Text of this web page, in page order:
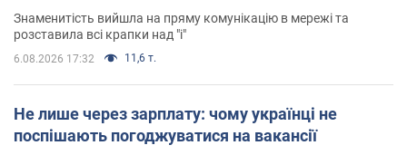
Знаменитість вийшла на пряму комунікацію в мережі та
розставила всі крапки над "і"
6.08.2026 17:32 11,6 т.
Не лише через зарплату: чому українці не
поспішають погоджуватися на вакансії